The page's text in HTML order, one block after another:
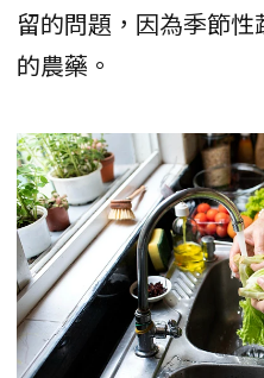
留的問題，因為季節
的農藥。